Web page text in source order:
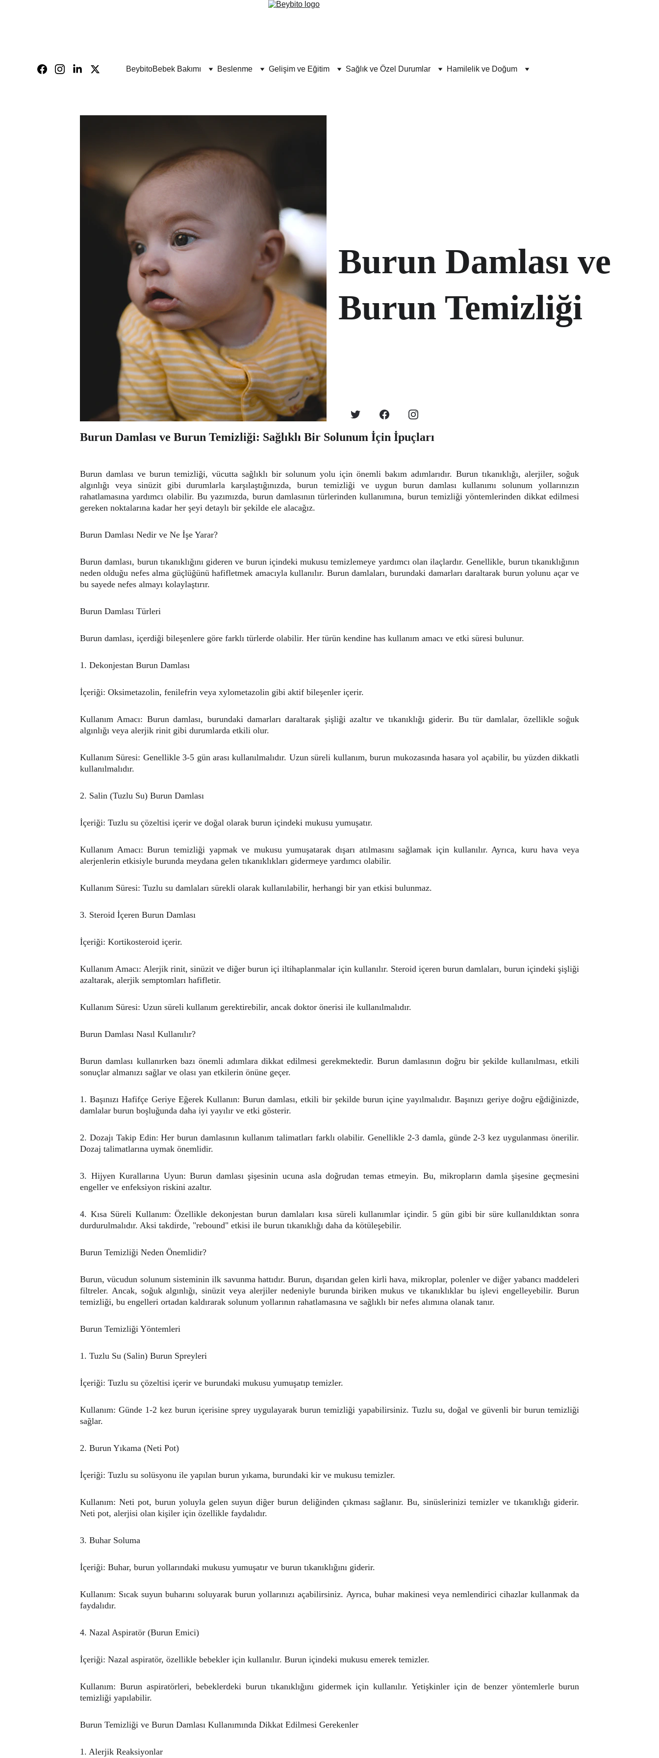
BeybitoBebek Bakımı Beslenme Gelişim ve Eğitim Sağlık ve Özel Durumlar Hamilelik ve Doğum
Burun Damlası ve
Burun Temizliği
Burun Damlası ve Burun Temizliği: Sağlıklı Bir Solunum İçin İpuçları
Burun damlası ve burun temizliği, vücutta sağlıklı bir solunum yolu için önemli bakım adımlarıdır. Burun tıkanıklığı, alerjiler, soğuk
algınlığı veya sinüzit gibi durumlarla karşılaştığınızda, burun temizliği ve uygun burun damlası kullanımı solunum yollarınızın
rahatlamasına yardımcı olabilir. Bu yazımızda, burun damlasının türlerinden kullanımına, burun temizliği yöntemlerinden dikkat edilmesi
gereken noktalarına kadar her şeyi detaylı bir şekilde ele alacağız.
Burun Damlası Nedir ve Ne İşe Yarar?
Burun damlası, burun tıkanıklığını gideren ve burun içindeki mukusu temizlemeye yardımcı olan ilaçlardır. Genellikle, burun tıkanıklığının
neden olduğu nefes alma güçlüğünü hafifletmek amacıyla kullanılır. Burun damlaları, burundaki damarları daraltarak burun yolunu açar ve
bu sayede nefes almayı kolaylaştırır.
Burun Damlası Türleri
Burun damlası, içerdiği bileşenlere göre farklı türlerde olabilir. Her türün kendine has kullanım amacı ve etki süresi bulunur.
1. Dekonjestan Burun Damlası
İçeriği: Oksimetazolin, fenilefrin veya xylometazolin gibi aktif bileşenler içerir.
Kullanım Amacı: Burun damlası, burundaki damarları daraltarak şişliği azaltır ve tıkanıklığı giderir. Bu tür damlalar, özellikle soğuk
algınlığı veya alerjik rinit gibi durumlarda etkili olur.
Kullanım Süresi: Genellikle 3-5 gün arası kullanılmalıdır. Uzun süreli kullanım, burun mukozasında hasara yol açabilir, bu yüzden dikkatli
kullanılmalıdır.
2. Salin (Tuzlu Su) Burun Damlası
İçeriği: Tuzlu su çözeltisi içerir ve doğal olarak burun içindeki mukusu yumuşatır.
Kullanım Amacı: Burun temizliği yapmak ve mukusu yumuşatarak dışarı atılmasını sağlamak için kullanılır. Ayrıca, kuru hava veya
alerjenlerin etkisiyle burunda meydana gelen tıkanıklıkları gidermeye yardımcı olabilir.
Kullanım Süresi: Tuzlu su damlaları sürekli olarak kullanılabilir, herhangi bir yan etkisi bulunmaz.
3. Steroid İçeren Burun Damlası
İçeriği: Kortikosteroid içerir.
Kullanım Amacı: Alerjik rinit, sinüzit ve diğer burun içi iltihaplanmalar için kullanılır. Steroid içeren burun damlaları, burun içindeki şişliği
azaltarak, alerjik semptomları hafifletir.
Kullanım Süresi: Uzun süreli kullanım gerektirebilir, ancak doktor önerisi ile kullanılmalıdır.
Burun Damlası Nasıl Kullanılır?
Burun damlası kullanırken bazı önemli adımlara dikkat edilmesi gerekmektedir. Burun damlasının doğru bir şekilde kullanılması, etkili
sonuçlar almanızı sağlar ve olası yan etkilerin önüne geçer.
1. Başınızı Hafifçe Geriye Eğerek Kullanın: Burun damlası, etkili bir şekilde burun içine yayılmalıdır. Başınızı geriye doğru eğdiğinizde,
damlalar burun boşluğunda daha iyi yayılır ve etki gösterir.
2. Dozajı Takip Edin: Her burun damlasının kullanım talimatları farklı olabilir. Genellikle 2-3 damla, günde 2-3 kez uygulanması önerilir.
Dozaj talimatlarına uymak önemlidir.
3. Hijyen Kurallarına Uyun: Burun damlası şişesinin ucuna asla doğrudan temas etmeyin. Bu, mikropların damla şişesine geçmesini
engeller ve enfeksiyon riskini azaltır.
4. Kısa Süreli Kullanım: Özellikle dekonjestan burun damlaları kısa süreli kullanımlar içindir. 5 gün gibi bir süre kullanıldıktan sonra
durdurulmalıdır. Aksi takdirde, "rebound" etkisi ile burun tıkanıklığı daha da kötüleşebilir.
Burun Temizliği Neden Önemlidir?
Burun, vücudun solunum sisteminin ilk savunma hattıdır. Burun, dışarıdan gelen kirli hava, mikroplar, polenler ve diğer yabancı maddeleri
filtreler. Ancak, soğuk algınlığı, sinüzit veya alerjiler nedeniyle burunda biriken mukus ve tıkanıklıklar bu işlevi engelleyebilir. Burun
temizliği, bu engelleri ortadan kaldırarak solunum yollarının rahatlamasına ve sağlıklı bir nefes alımına olanak tanır.
Burun Temizliği Yöntemleri
1. Tuzlu Su (Salin) Burun Spreyleri
İçeriği: Tuzlu su çözeltisi içerir ve burundaki mukusu yumuşatıp temizler.
Kullanım: Günde 1-2 kez burun içerisine sprey uygulayarak burun temizliği yapabilirsiniz. Tuzlu su, doğal ve güvenli bir burun temizliği
sağlar.
2. Burun Yıkama (Neti Pot)
İçeriği: Tuzlu su solüsyonu ile yapılan burun yıkama, burundaki kir ve mukusu temizler.
Kullanım: Neti pot, burun yoluyla gelen suyun diğer burun deliğinden çıkması sağlanır. Bu, sinüslerinizi temizler ve tıkanıklığı giderir.
Neti pot, alerjisi olan kişiler için özellikle faydalıdır.
3. Buhar Soluma
İçeriği: Buhar, burun yollarındaki mukusu yumuşatır ve burun tıkanıklığını giderir.
Kullanım: Sıcak suyun buharını soluyarak burun yollarınızı açabilirsiniz. Ayrıca, buhar makinesi veya nemlendirici cihazlar kullanmak da
faydalıdır.
4. Nazal Aspiratör (Burun Emici)
İçeriği: Nazal aspiratör, özellikle bebekler için kullanılır. Burun içindeki mukusu emerek temizler.
Kullanım: Burun aspiratörleri, bebeklerdeki burun tıkanıklığını gidermek için kullanılır. Yetişkinler için de benzer yöntemlerle burun
temizliği yapılabilir.
Burun Temizliği ve Burun Damlası Kullanımında Dikkat Edilmesi Gerekenler
1. Alerjik Reaksiyonlar